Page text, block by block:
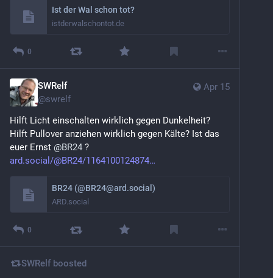
Ist der Wal schon tot?
istderwalschontot.de
0
Apr 15
SWRelf
@swrelf
Hilft Licht einschalten wirklich gegen Dunkelheit?
Hilft Pullover anziehen wirklich gegen Kälte? Ist das
euer Ernst @BR24 ?
ard.social/@BR24/1164100124874
BR24 (@BR24@ard.social)
ARD.social
0
SWRelf boosted